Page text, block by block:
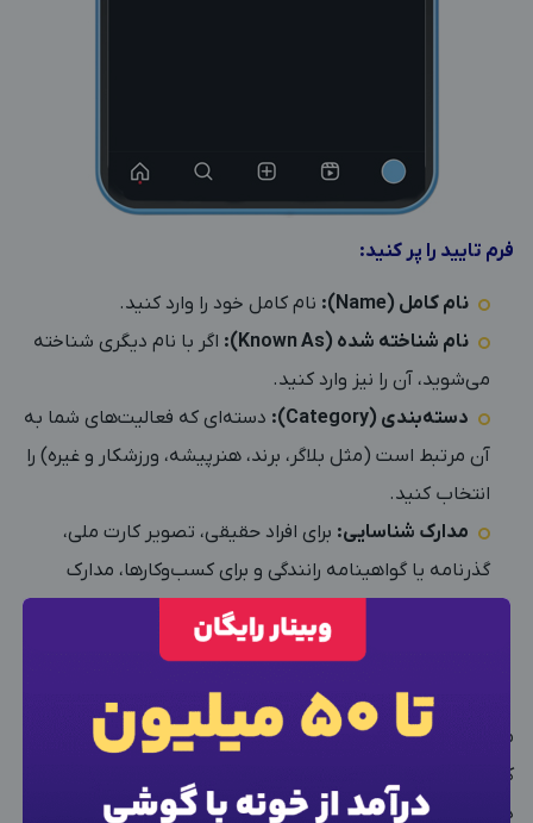
فرم تایید را پر کنید:
نام کامل (Name):
نام کامل خود را وارد کنید.
نام شناخته شده (Known As):
اگر با نام دیگری شناخته
می‌شوید، آن را نیز وارد کنید.
دسته‌بندی (Category):
دسته‌ای که فعالیت‌های شما به
آن مرتبط است (مثل بلاگر، برند، هنرپیشه، ورزشکار و غیره) را
انتخاب کنید.
مدارک شناسایی: برای افراد حقیقی، تصویر کارت ملی،
گذرنامه یا گواهینامه رانندگی و برای کسب‌وکارها، مدارک
رسمی ثبت شرکت یا اسناد مالیاتی را بارگذاری کنید.
ارسال درخواست:
بزنید تا درخواست شما ارسال شود.
منتظر بررسی بمانید! اینستاگرام درخواست شما را بررسی می‌کند
که ممکن است چند روز تا چند هفته طول بکشد. اگر
درخواستتان تأیید شود، تیک آبی به پروفایل شما اضافه
ورود به حساب کاربری
بعد از ثبت شماره کد برای شما پیامک خواهد شد